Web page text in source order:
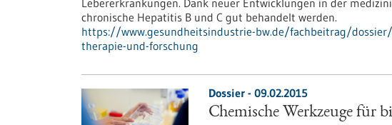
Lebererkrankungen. Dank neuer Entwicklungen in der
chronische Hepatitis B und C gut behandelt werden.
https://www.gesundheitsindustrie-bw.de/fachbeitrag/
therapie-und-forschung
Dossier - 09.02.2015
Chemische Werkzeuge für